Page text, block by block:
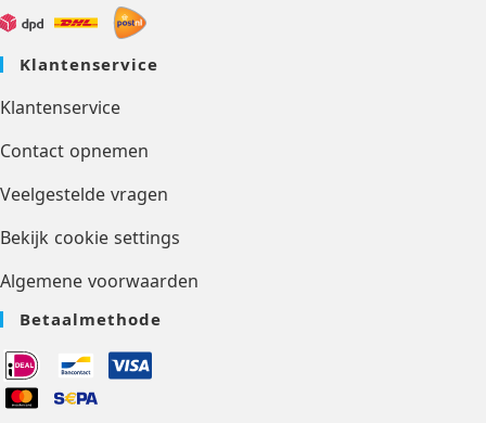
Klantenservice
Klantenservice
Contact opnemen
Veelgestelde vragen
Bekijk cookie settings
Algemene voorwaarden
Betaalmethode